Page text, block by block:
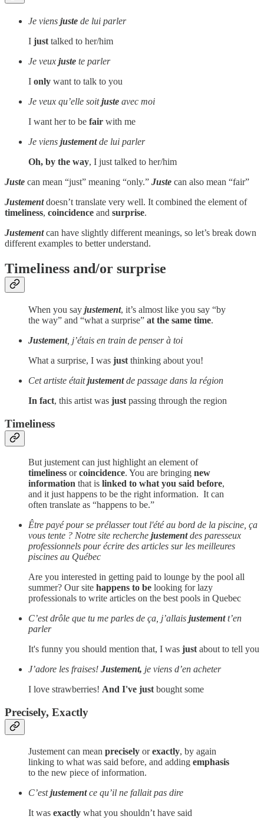
Je viens juste de lui parler
I just talked to her/him
Je veux juste te parler
I only want to talk to you
Je veux qu’elle soitjuste avec moi
I want her to be fair with me
Je viens justementde lui parler
Oh, by the way, I just talked to her/him
Juste can mean “just” meaning “only.” Juste can also mean “fair”
Justementdoesn’t translate very well. It combined the element of
timeliness, coincidence and surprise.
Justementcan have slightly different meanings, so let’s break down
different examples to better understand.
Timeliness and/or surprise
When you say justement, it’s almost like you say “by
the way” and “what a surprise” at the same time.
Justement, j’étais en train de penser à toi
What a surprise, I was just thinking about you!
Cet artiste étaitjustementde passage dans la région
In fact, this artist was just passing through the region
Timeliness
But justement can just highlight an element of
timeliness orcoincidence. You are bringing new
information that is linked to what you said before,
and it just happens to be the right information. It can
often translate as “happens to be.”
Être payé pour se prélasser tout l'été au bord de la piscine, ça
vous tente ? Notre site recherche justementdes paresseux
professionnels pour écrire des articles sur les meilleures
piscines au Québec
Are you interested in getting paid to lounge by the pool all
summer? Our site happens to be looking for lazy
professionals to write articles on the best pools in Quebec
C’est drôle que tu me parles de ça, j’allais justementt’en
parler
It's funny you should mention that, I was just about to tell you
J’adore les fraises! Justement, je viens d’en acheter
I love strawberries! And I've just bought some
Precisely, Exactly
Justement can mean precisely orexactly, by again
linking to what was said before, and adding emphasis
to the new piece of information.
C’estjustementce qu’il ne fallait pas dire
It was exactly what you shouldn’t have said